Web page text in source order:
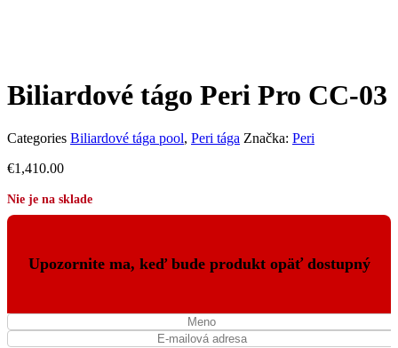
Biliardové tágo Peri Pro CC-03
Categories Biliardové tága pool, Peri tága Značka: Peri
€1,410.00
Nie je na sklade
Upozornite ma, keď bude produkt opäť dostupný